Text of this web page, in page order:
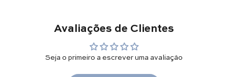
Avaliações de Clientes
Seja o primeiro a escrever uma avaliação